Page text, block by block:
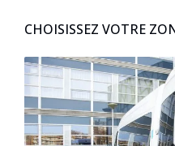
CHOISISSEZ VOTRE